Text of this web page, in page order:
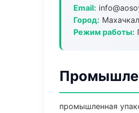
Email:
Город:
Режим работы:
промышленная